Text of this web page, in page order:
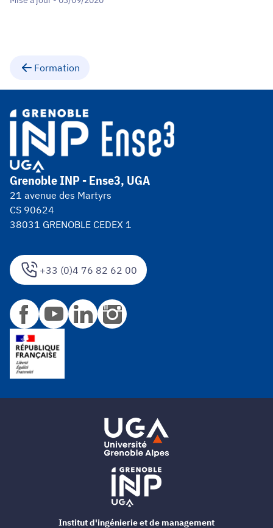
Formation
+33 (0)4 76 82 62 00
Grenoble INP - Ense3, UGA
21 avenue des Martyrs
CS 90624
38031 GRENOBLE CEDEX 1
Institut d'ingénierie et de management